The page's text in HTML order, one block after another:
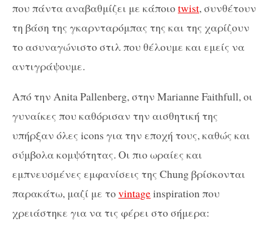
που πάντα αναβαθμίζει με κάποιοtwist, συνθέτουν
τη βάση της γκαρνταρόμπας της και της χαρίζουν
το ασυναγώνιστο στιλ που θέλουμε και εμείς να
αντιγράψουμε.
Από την Anita Pallenberg, στην Marianne Faithfull, οι
γυναίκες που καθόρισαν την αισθητική της
υπήρξαν όλες icons για την εποχή τους, καθώς και
σύμβολα κομψότητας. Οι πιο ωραίες και
εμπνευσμένες εμφανίσεις της Chung βρίσκονται
παρακάτω, μαζί με τοvintageinspiration που
χρειάστηκε για να τις φέρει στο σήμερα: